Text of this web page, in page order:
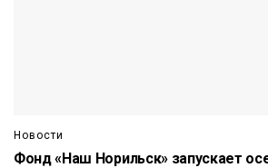
Новости
Фонд «Наш Норильск» запускает